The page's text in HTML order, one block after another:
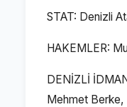
STAT: Denizli
HAKEMLER:
DENİZLİ
Mehmet Berke,